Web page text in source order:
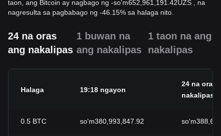
taon, ang Bitcoin ay nagbago ng -so'm652,961,191.42UZS , na
nagresulta sa pagbabago ng -46.15% sa halaga nito.
24 na oras
ang nakalipas
1 buwan na
ang nakalipas
1 taon na ang
nakalipas
Halaga 19:18 ngayon
24 na oras
nakalipas
0.5 BTC so'm380,993,847.92